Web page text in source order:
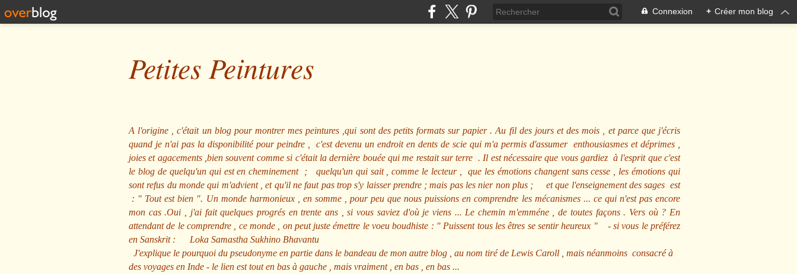
Connexion + Créer mon blog
Petites Peintures
A l'origine , c'était un blog pour montrer mes peintures ,qui sont des petits formats sur papier . Au fil des jours et des mois , et parce que j'écris
quand je n'ai pas la disponibilité pour peindre , c'est devenu un endroit en dents de scie qui m'a permis d'assumer enthousiasmes et déprimes ,
joies et agacements ,bien souvent comme si c'était la dernière bouée qui me restait sur terre . Il est nécessaire que vous gardiez à l'esprit que c'est
le blog de quelqu'un qui est en cheminement ; quelqu'un qui sait , comme le lecteur , que les émotions changent sans cesse , les émotions qui
sont refus du monde qui m'advient , et qu'il ne faut pas trop s'y laisser prendre ; mais pas les nier non plus ; et que l'enseignement des sages est
: " Tout est bien ". Un monde harmonieux , en somme , pour peu que nous puissions en comprendre les mécanismes ... ce qui n'est pas encore
mon cas .Oui , j'ai fait quelques progrés en trente ans , si vous saviez d'où je viens ... Le chemin m'emméne , de toutes façons . Vers où ? En
attendant de le comprendre , ce monde , on peut juste émettre le voeu boudhiste : " Puissent tous les êtres se sentir heureux " - si vous le préférez
en Sanskrit : Loka Samastha Sukhino Bhavantu
J'explique le pourquoi du pseudonyme en partie dans le bandeau de mon autre blog , au nom tiré de Lewis Caroll , mais néanmoins consacré à
des voyages en Inde - le lien est tout en bas à gauche , mais vraiment , en bas , en bas ...